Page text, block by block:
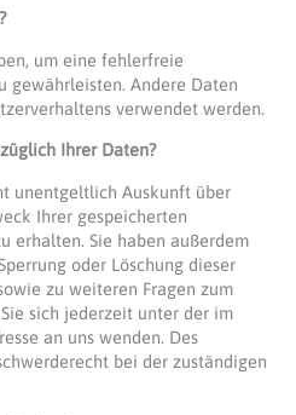
um eine fehlerfreie
gewährleisten. Andere Daten
verwendet werden.
Ihrer Daten?
unentgeltlich Auskunft über
Ihrer gespeicherten
erhalten. Sie haben außerdem
oder Löschung dieser
zu weiteren Fragen zum
sich jederzeit unter der im
an uns wenden. Des
bei der zuständigen